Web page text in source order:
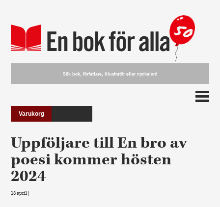
Varukorg
Uppföljare till En bro av
poesi kommer hösten
2024
18 april |